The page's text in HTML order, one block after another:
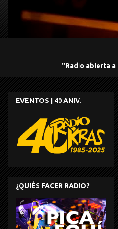
"Radio abierta a
EVENTOS | 40 ANIV.
¿QUIÉS FACER RADIO?